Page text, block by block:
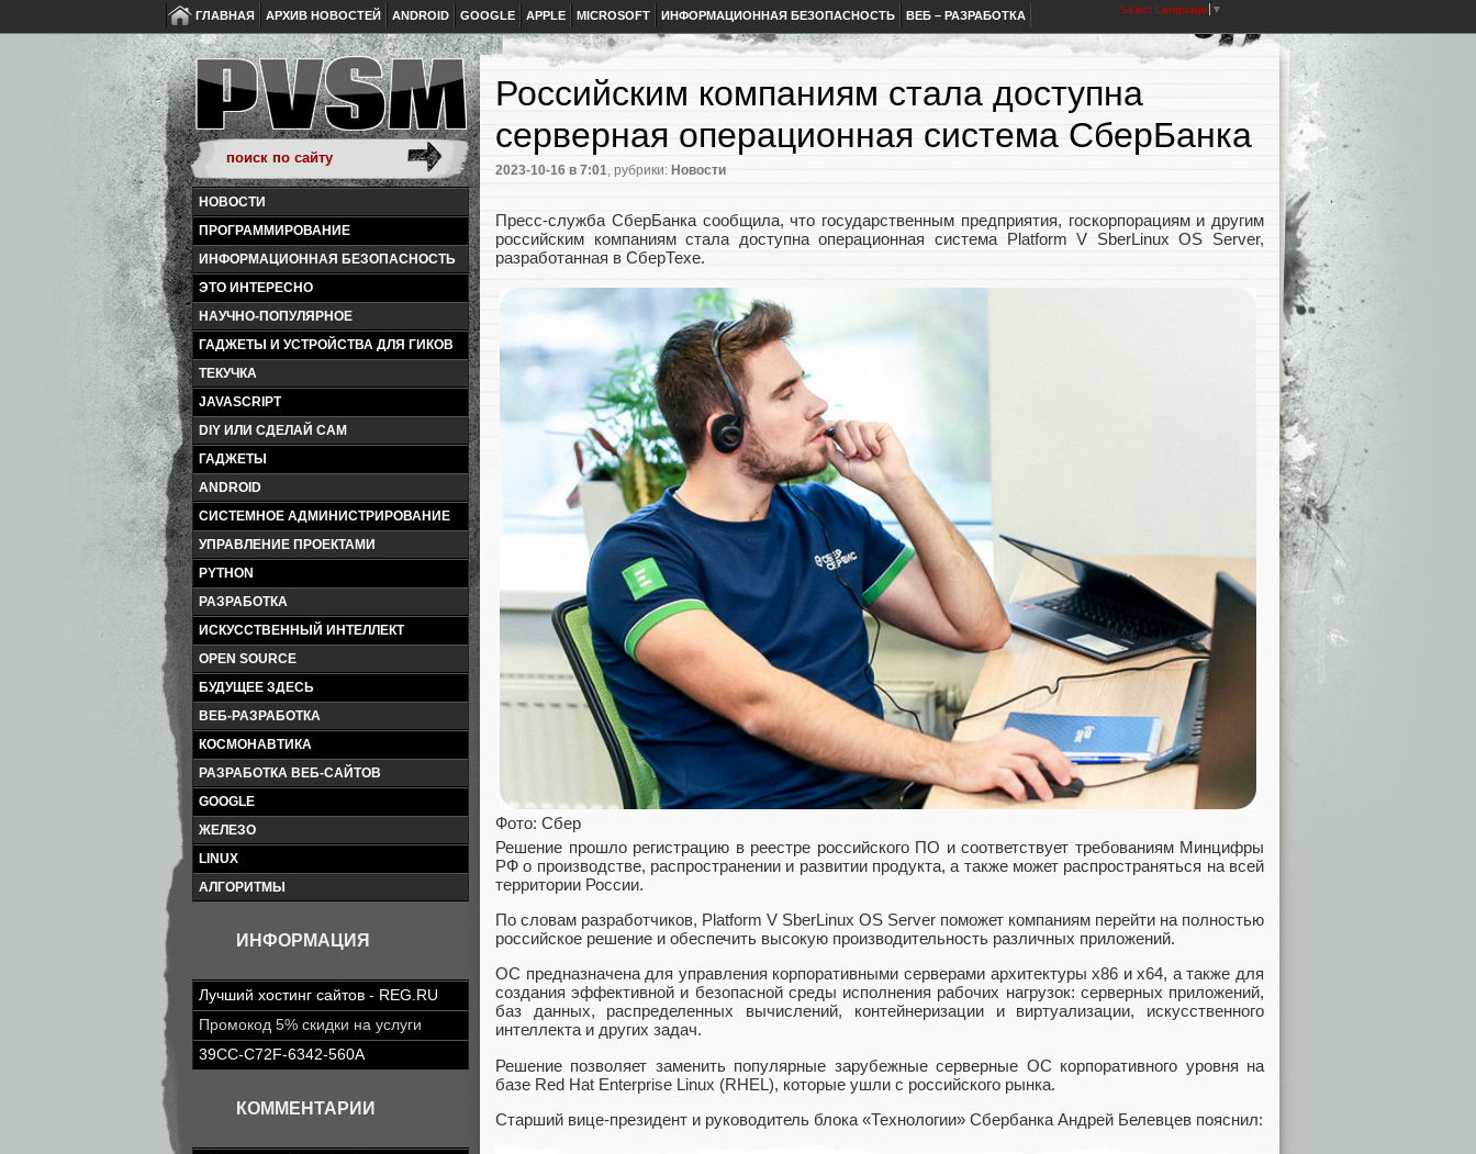
ГЛАВНАЯ АРХИВ НОВОСТЕЙ ANDROID GOOGLE APPLE MICROSOFT ИНФОРМАЦИОННАЯ БЕЗОПАСНОСТЬ ВЕБ – РАЗРАБОТКА Select Language ▼
НОВОСТИ
ПРОГРАММИРОВАНИЕ
ИНФОРМАЦИОННАЯ БЕЗОПАСНОСТЬ
ЭТО ИНТЕРЕСНО
НАУЧНО-ПОПУЛЯРНОЕ
ГАДЖЕТЫ И УСТРОЙСТВА ДЛЯ ГИКОВ
ТЕКУЧКА
JAVASCRIPT
DIY ИЛИ СДЕЛАЙ САМ
ГАДЖЕТЫ
ANDROID
СИСТЕМНОЕ АДМИНИСТРИРОВАНИЕ
УПРАВЛЕНИЕ ПРОЕКТАМИ
PYTHON
РАЗРАБОТКА
ИСКУССТВЕННЫЙ ИНТЕЛЛЕКТ
OPEN SOURCE
БУДУЩЕЕ ЗДЕСЬ
ВЕБ-РАЗРАБОТКА
КОСМОНАВТИКА
РАЗРАБОТКА ВЕБ-САЙТОВ
GOOGLE
ЖЕЛЕЗО
LINUX
АЛГОРИТМЫ
ИНФОРМАЦИЯ
Лучший хостинг сайтов - REG.RU
Промокод 5% скидки на услуги
39CC-C72F-6342-560A
КОММЕНТАРИИ
Российским компаниям стала доступна
серверная операционная система СберБанка
2023-10-16 в 7:01, рубрики: Новости
Пресс-служба СберБанка сообщила, что государственным предприятия, госкорпорациям и другим
российским компаниям стала доступна операционная система Platform V SberLinux OS Server,
разработанная в СберТехе.
Фото: Сбер
Решение прошло регистрацию в реестре российского ПО и соответствует требованиям Минцифры
РФ о производстве, распространении и развитии продукта, а также может распространяться на всей
территории России.
По словам разработчиков, Platform V SberLinux OS Server поможет компаниям перейти на полностью
российское решение и обеспечить высокую производительность различных приложений.
ОС предназначена для управления корпоративными серверами архитектуры х86 и х64, а также для
создания эффективной и безопасной среды исполнения рабочих нагрузок: серверных приложений,
баз данных, распределенных вычислений, контейнеризации и виртуализации, искусственного
интеллекта и других задач.
Решение позволяет заменить популярные зарубежные серверные ОС корпоративного уровня на
базе Red Hat Enterprise Linux (RHEL), которые ушли с российского рынка.
Старший вице-президент и руководитель блока «Технологии» Сбербанка Андрей Белевцев пояснил: